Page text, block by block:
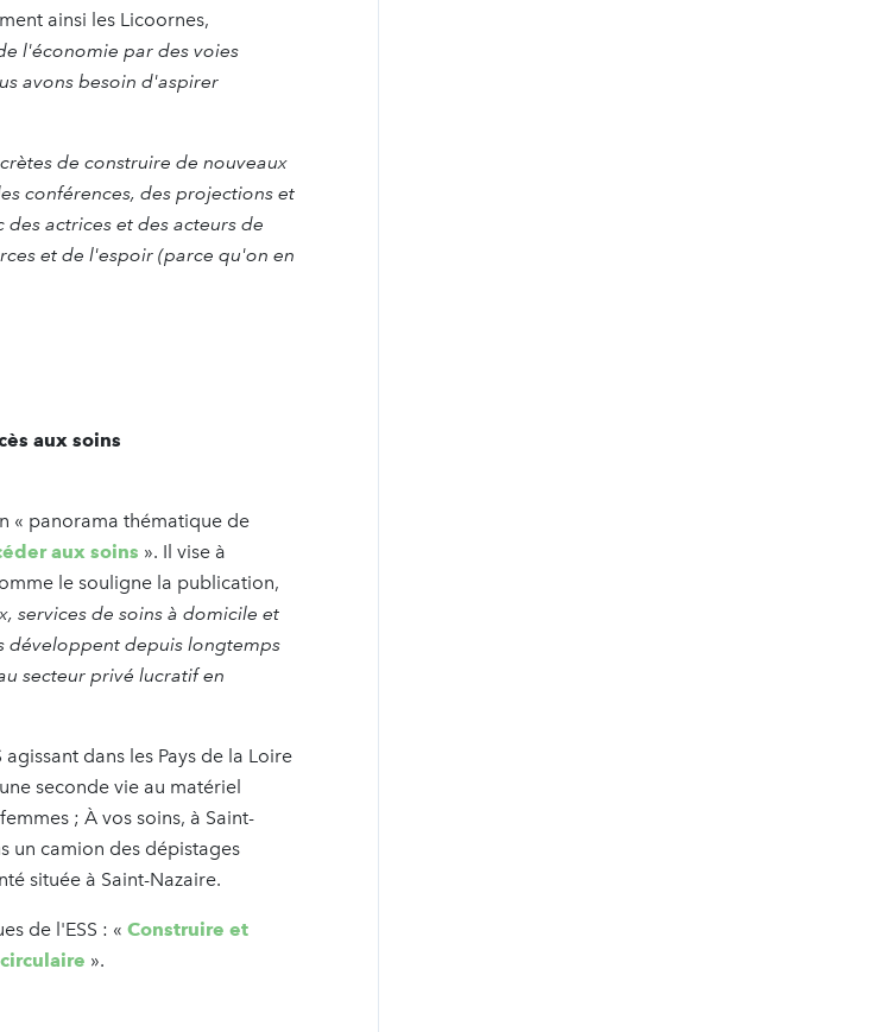
ainsi les Licoornes,
l'économie par des voies
avons besoin d'aspirer
de construire de nouveaux
conférences, des projections et
actrices et des acteurs de
et de l'espoir (parce qu'on en
aux soins
« panorama thématique de
aux soins ». Il vise à
le souligne la publication,
services de soins à domicile et
développent depuis longtemps
secteur privé lucratif en
dans les Pays de la Loire
seconde vie au matériel
; À vos soins, à Saint-
un camion des dépistages
située à Saint-Nazaire.
de l'ESS : « Construire et
».